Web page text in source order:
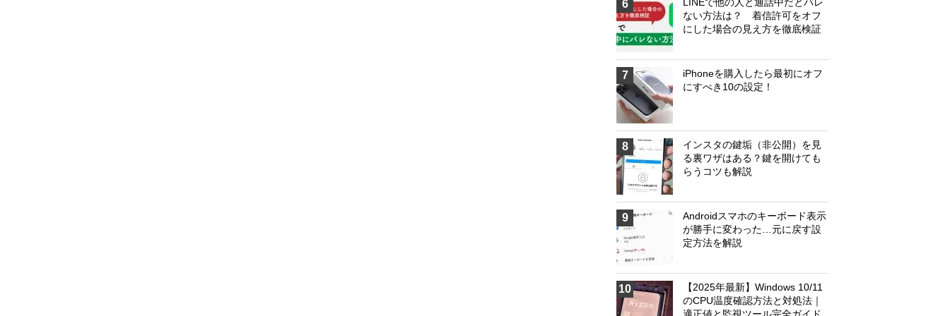
6
ない方法は？ 着信許可をオフ
にした場合の見え方を徹底検証
7
iPhoneを購入したら最初にオフ
にすべき10の設定！
8
インスタの鍵垢（非公開）を見
る裏ワザはある？鍵を開けても
らうコツも解説
9
Androidスマホのキーボード表示
が勝手に変わった…元に戻す設
定方法を解説
10
【2025年最新】Windows 10/11
のCPU温度確認方法と対処法｜